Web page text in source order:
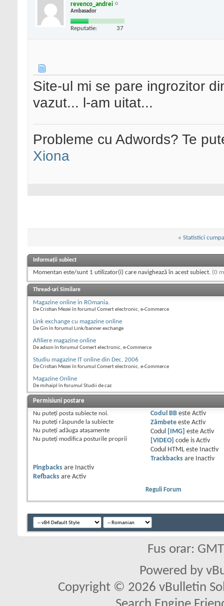
revenco_andrei
Ambasador
Reputatie: 37
Site-ul mi se pare ingrozitor
vazut... l-am uitat...
Probleme cu Adwords? Te
Xiona
« Statistici
Informații subiect
Momentan este/sunt 1 utilizator(i) care navighează în acest subiect. (0
Thread-uri Similare
Magazine online in ROmania.
De Cristian Mezei în forumul Comert electronic, e-Commerce
Link exchange cu magazine online
De Gin în forumul Link/banner exchange
Afiliere magazine online
De adson în forumul Comert electronic, e-Commerce
Studiu magazine IT online din Dec. 2006
De Cristian Mezei în forumul Comert electronic, e-Commerce
Magazine Online
De mihaipl în forumul Studii de caz
Permisiuni postare
Nu puteţi posta subiecte noi.
Nu puteţi răspunde la subiecte
Nu puteţi adăuga ataşamente
Nu puteţi modifica posturile proprii
Codul BBeste Activ
Zâmbeteeste Activ
Codul
[IMG] este Activ
[VIDEO] code is Activ
Codul HTML este
Inactiv
Trackbacksare
Inactiv
Pingbacks are
Inactiv
Refbacks are Activ
Reguli Forum
Fus orar:
Powered by
Copyright © 2026 vBulletin